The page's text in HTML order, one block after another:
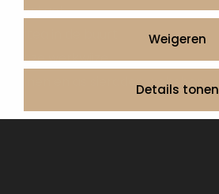
Weigeren
Details tonen
Contact
Onze werkwijze
Urnen en as sieraden webshop
Volg ons op: